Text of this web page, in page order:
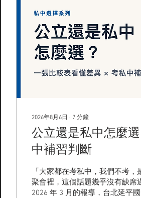
先修班（也稱國中先修班），指
小六下學期就開始），提前學
兩大主力（例如台北老牌的飛
國...
2026年8月6日 ∙ 7 分鐘
公立還是私中怎麼
中補習判斷
「大家都在考私中，我們不考
聚會裡，這個話題幾乎沒有缺席
2026 年 3 月的報導，台北延平